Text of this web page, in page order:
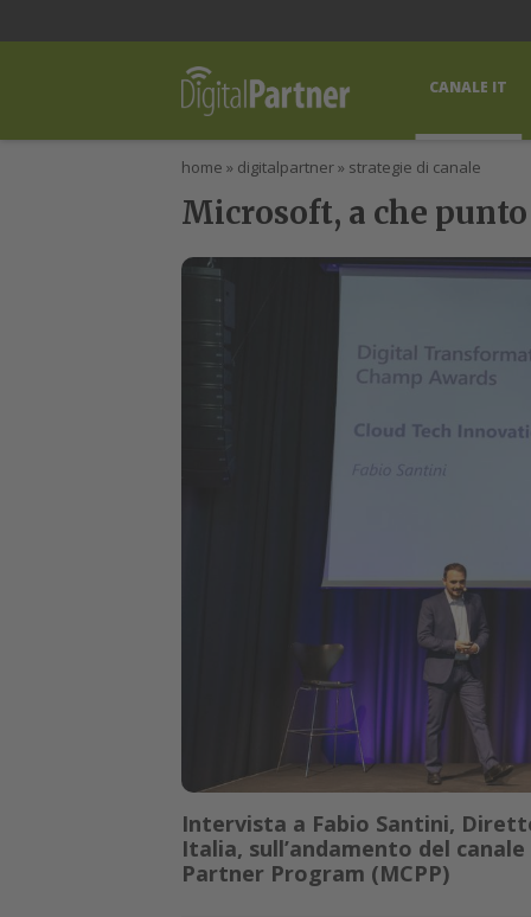
CANALE IT
home » digitalpartner» strategie di canale
Microsoft, a che
Intervista a Fabio Santini,
Italia, sull’andamento del
Partner Program (MCPP)